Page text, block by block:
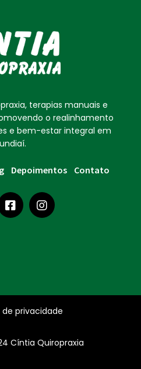
terapias manuais e
o realinhamento
e bem-estar integral em
Depoimentos Contato
de privacidade
Cíntia Quiropraxia